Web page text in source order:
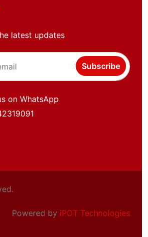
latest updates
Subscribe
on WhatsApp
Powered by iPOT Technologies